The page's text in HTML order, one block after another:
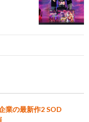
業の最新作2 SOD